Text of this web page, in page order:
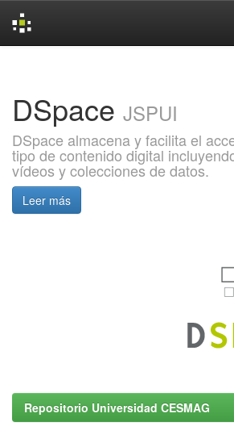
DSpace JSPUI
DSpace almacena y facilita el
tipo de contenido digital
vídeos y colecciones de datos.
Leer más
Repositorio Universidad CESMAG